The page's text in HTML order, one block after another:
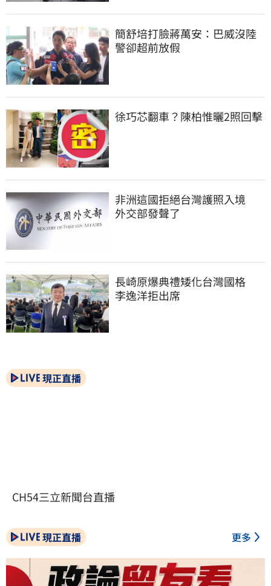
簡舒培打臉蔣萬安：巴威沒陸
警卻超前放假
徐巧芯翻車？陳柏惟曬2照回擊
非洲這國拒絕台灣護照入境
外交部發聲了
長崎原爆典禮矮化台灣國格
李逸洋拒出席
現正直播
CH54三立新聞台直播
現正直播 更多